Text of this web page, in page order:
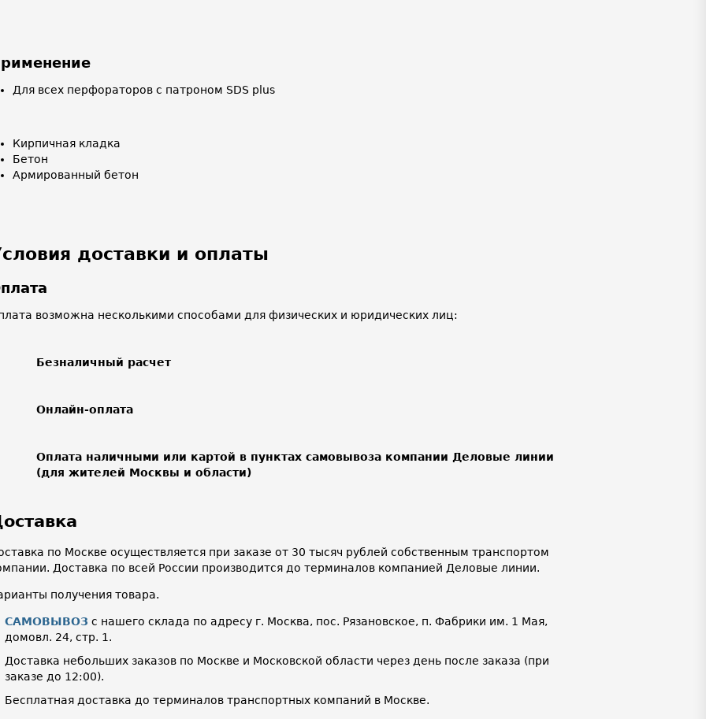
Для всех перфораторов с патроном SDS plus
Кирпичная кладка
Бетон
Армированный бетон
доставки и оплаты
возможна несколькими способами для физических и юридических лиц:
Безналичный расчет
Онлайн-оплата
Оплата наличными или картой в пунктах самовывоза компании Деловые линии
(для жителей Москвы и области)
по Москве осуществляется при заказе от 30 тысяч рублей собственным транспортом
Доставка по всей России производится до терминалов компанией Деловые линии.
получения товара.
САМОВЫВОЗ с нашего склада по адресу г. Москва, пос. Рязановское, п. Фабрики им. 1 Мая,
домовл. 24, стр. 1.
Доставка небольших заказов по Москве и Московской области через день после заказа (при
заказе до 12:00).
Бесплатная доставка до терминалов транспортных компаний в Москве.